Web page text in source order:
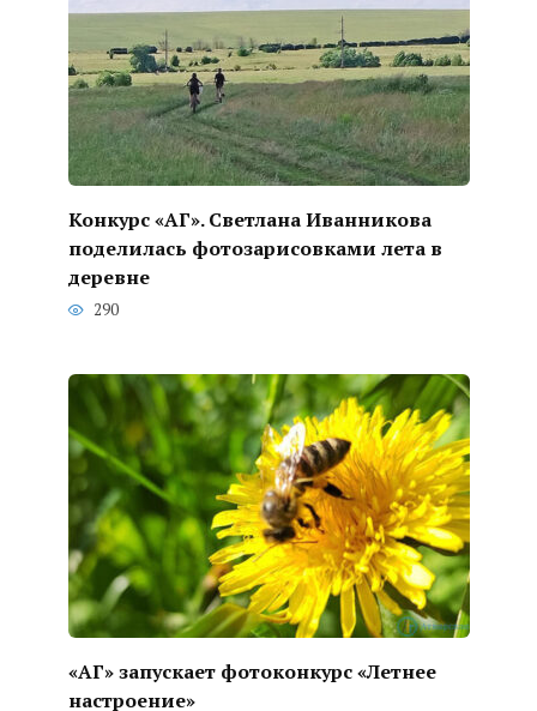
Конкурс «АГ». Светлана Иванникова
поделилась фотозарисовками лета в
деревне
290
«АГ» запускает фотоконкурс «Летнее
настроение»